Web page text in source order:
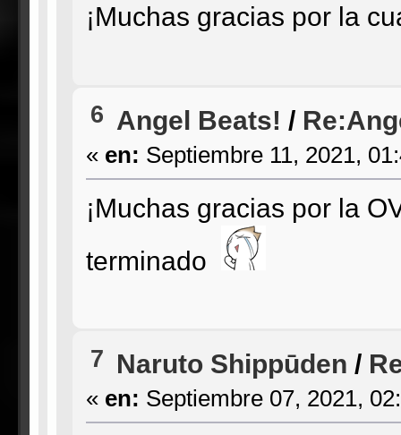
¡Muchas gracias por la
6 Angel Beats! /
« en: Septiembre 11, 2021,
¡Muchas gracias por la
terminado
7 Naruto Shippūden /
« en: Septiembre 07, 2021,